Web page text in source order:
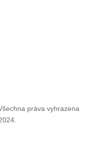
práva vyhrazena